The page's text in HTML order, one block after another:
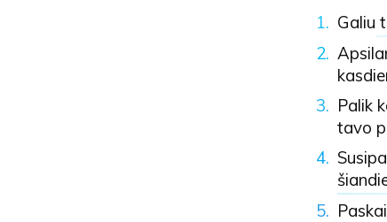
Galiu
Palik
tavo